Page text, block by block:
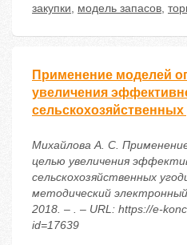
закупки, модель запасов,
Применение моделей
увеличения
сельскохозяйственных
Михайлова А. С.
целью увеличения
сельскохозяйственных
методический
2018. – . – URL: https://e-
id=17639